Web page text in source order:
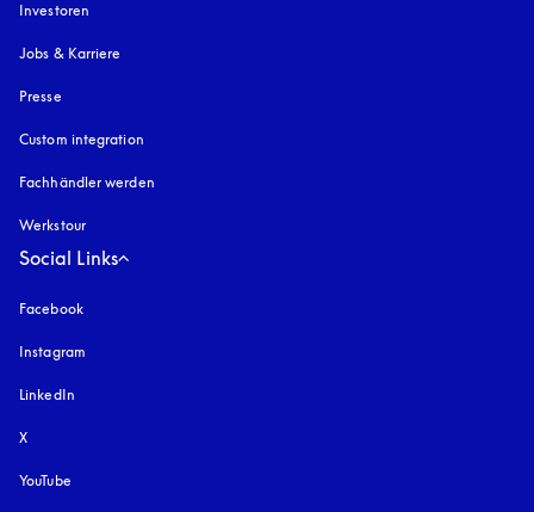
Investoren
Jobs & Karriere
Presse
Custom integration
Fachhändler werden
Werkstour
Social Links
Facebook
Instagram
LinkedIn
X
YouTube